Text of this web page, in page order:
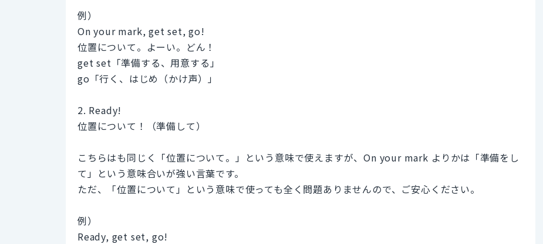
例）
On your mark, get set, go!
位置について。よーい。どん！
get set「準備する、用意する」
go「行く、はじめ（かけ声）」
2. Ready!
位置について！（準備して）
こちらはも同じく「位置について。」という意味で使えますが、On your mark よりかは「準備をし
て」という意味合いが強い言葉です。
ただ、「位置について」という意味で使っても全く問題ありませんので、ご安心ください。
例）
Ready, get set, go!